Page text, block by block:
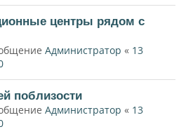
центры рядом с
Администратор « 13
поблизости
Администратор « 13